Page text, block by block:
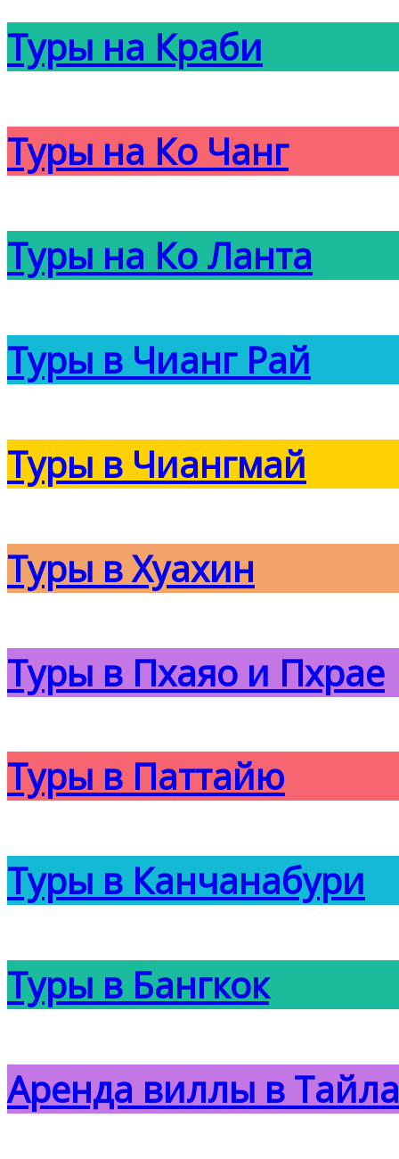
Туры на Краби
Туры на Ко Чанг
Туры на Ко Ланта
Туры в Чианг Рай
Туры в Чиангмай
Туры в Хуахин
Туры в Пхаяо и Пхрае
Туры в Паттайю
Туры в Канчанабури
Туры в Бангкок
Аренда виллы в